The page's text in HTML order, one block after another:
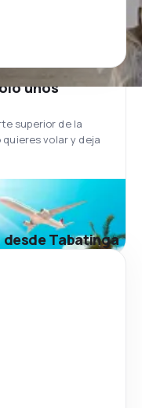
unos
superior de la
volar y deja
Tabatinga